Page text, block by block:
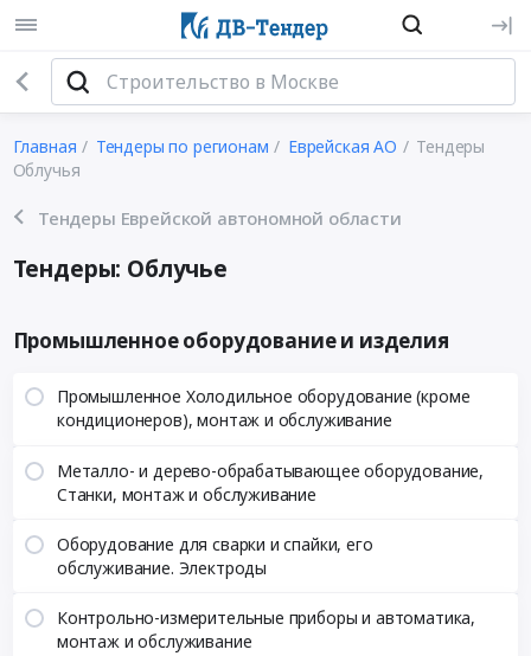
Главная Тендеры по регионам Еврейская АО
Тендеры
Облучья
Тендеры Еврейской автономной области
Тендеры: Облучье
Промышленное оборудование и изделия
Промышленное Холодильное оборудование (кроме
кондиционеров), монтаж и обслуживание
Металло- и дерево-обрабатывающее оборудование,
Станки, монтаж и обслуживание
Оборудование для сварки и спайки, его
обслуживание. Электроды
Контрольно-измерительные приборы и автоматика,
монтаж и обслуживание